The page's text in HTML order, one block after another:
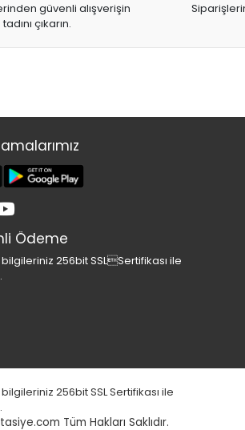
güvenli alışverişin
tadını çıkarın.
Ödeme
256bit SSLSertifikası ile
256bit SSL Sertifikası ile
Tüm Hakları Saklıdır.